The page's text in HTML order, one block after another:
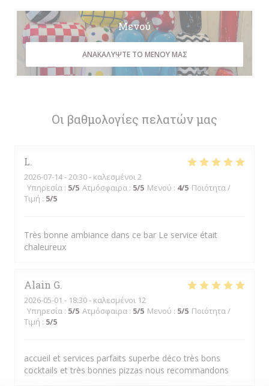
Οι βαθμολογίες πελατών μας
L
2026-07-14- 20:30 - καλεσμένοι 2
Υπηρεσία : 5/5 Ατμόσφαιρα : 5/5 Μενού : 4/5 Ποιότητα /
Τιμή : 5/5
Très bonne ambiance dans ce bar Le service était
chaleureux
Alain G
2026-05-01 - 18:30 - καλεσμένοι 12
Υπηρεσία : 5/5 Ατμόσφαιρα : 5/5 Μενού : 5/5 Ποιότητα /
Τιμή : 5/5
accueil et services parfaits superbe déco très bons
cocktails et très bonnes pizzas nous recommandons
Μενού
ΑΝΑΚΑΛΎΨΤΕ ΤΟ ΜΕΝΟΎ ΜΑΣ